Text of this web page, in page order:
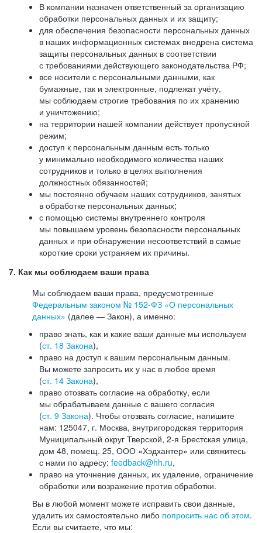
В компании назначен ответственный за организацию
обработки персональных данных и их защиту;
для обеспечения безопасности персональных данных
в наших информационных системах внедрена система
защиты персональных данных в соответствии
с требованиями действующего законодательства РФ;
все носители с персональными данными, как
бумажные, так и электронные, подлежат учёту,
мы соблюдаем строгие требования по их хранению
и уничтожению;
на территории нашей компании действует пропускной
режим;
доступ к персональным данным есть только
у минимально необходимого количества наших
сотрудников и только в целях выполнения
должностных обязанностей;
мы постоянно обучаем наших сотрудников, занятых
в обработке персональных данных;
с помощью системы внутреннего контроля
мы повышаем уровень безопасности персональных
данных и при обнаружении несоответствий в самые
короткие сроки устраняем их причины.
7. Как мы соблюдаем ваши права
Мы соблюдаем ваши права, предусмотренные
Федеральным законом № 152-ФЗ «О персональных
данных» (далее — Закон), а именно:
право знать, как и какие ваши данные мы используем
(ст. 18 Закона),
право на доступ к вашим персональным данным.
Вы можете запросить их у нас в любое время
(ст. 14 Закона),
право отозвать согласие на обработку, если
мы обрабатываем данные с вашего согласия
(ст. 9 Закона). Чтобы отозвать согласие, напишите
нам: 125047, г. Москва, внутригородская территория
Муниципальный округ Тверской, 2-я Брестская улица,
дом 48, помещ. 25, ООО «Хэдхантер» или свяжитесь
с нами по адресу: feedback@hh.ru,
право на уточнение данных, их удаление, ограничение
обработки или возражение против обработки.
Вы в любой момент можете исправить свои данные,
удалить их самостоятельно либо попросить нас об этом.
Если вы считаете, что мы: